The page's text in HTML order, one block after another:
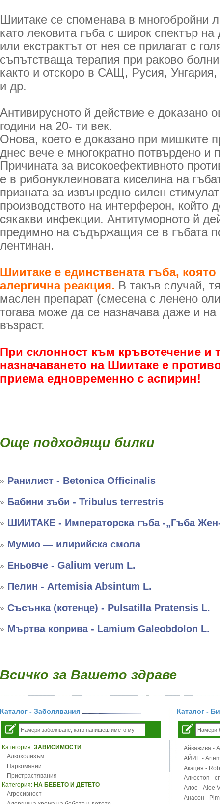
Шиитаке се споменава в многобройни
като лековита гъба с широк спектър на
или екстрактът от нея се прилагат с
съпътстваща терапия при раково
както и отскоро в САЩ, Русия,
и др.
Антивирусното й действие е доказано
години на 20- ти век.
Онова, което е доказано при мишките
днес вече е многократно потвърдено и
Причината за високоефективното
е в рибонуклеиновата киселина на
призната за извънредно силен
производството на интерферон, който
сякакви инфекции. Антитуморното й
предимно на съдържащия се в гъбата
лентинан.
Шиитаке е единствената гъба,
алергична реакция. В такъв случай,
маслен препарат (смесена с ленено
тогава може да се назначава даже и
възраст.
При склонност към кръвотечение и
назначаването на Шиитаке е
приема едновременно с аспирин!
Още подходящи билки
Ранилист - Betonica Officinalis
Бабини зъби - Tribulus terrestris
ШИИТАКЕ - Императорска гъба -„Гъба
Мумио — илирийска смола
Еньовче - Galium verum L.
Пелин - Artemisia Absintum L.
Съсънка (котенце) - Pulsatilla Pratensis L.
Мъртва коприва - Lamium Galeobdolon L.
Всичко за Вашето здраве
Каталог - Заболявания
Категория: ЗАВИСИМОСТИ
Алкохолизъм
Наркомании
Пристрастявания
Категория: НА БЕБЕТО И ДЕТЕТО
Агресивност
Каталог -
Айважива -
АЙИЕ -
Акация -
Алкостоп -
Алое - Aloe
Анасон -